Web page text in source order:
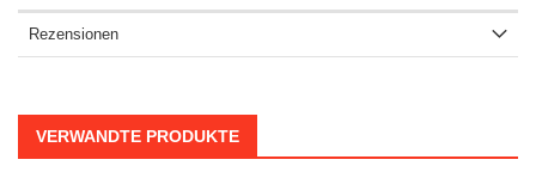
Rezensionen
VERWANDTE PRODUKTE